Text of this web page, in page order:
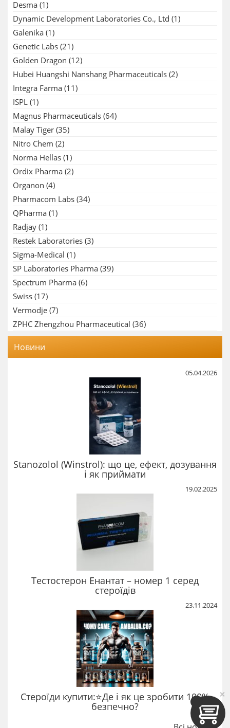
Desma (1)
Dynamic Development Laboratories Co., Ltd (1)
Galenika (1)
Genetic Labs (21)
Golden Dragon (12)
Hubei Huangshi Nanshang Pharmaceuticals (2)
Integra Farma (11)
ISPL (1)
Magnus Pharmaceuticals (64)
Malay Tiger (35)
Nitro Chem (2)
Norma Hellas (1)
Ordix Pharma (2)
Organon (4)
Pharmacom Labs (34)
QPharma (1)
Radjay (1)
Restek Laboratories (3)
Sigma-Medical (1)
SP Laboratories Pharma (39)
Spectrum Pharma (6)
Swiss (17)
Vermodje (7)
ZPHC Zhengzhou Pharmaceutical (36)
Новини
05.04.2026
Stanozolol (Winstrol): що це, ефект, дозування
і як приймати
19.02.2025
Тестостерон Енантат – номер 1 серед
стероїдів
23.11.2024
Стероїди купити:⭐Де і як це зробити 100%
безпечно?
×